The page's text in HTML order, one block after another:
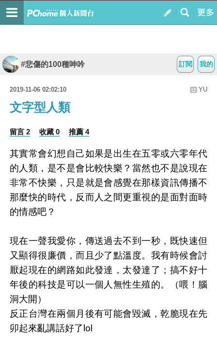
我的
訂閱
#悲傷的100種呻吟
2019-11-06 02:02:10 YU
文字型人類
留言 2 收藏 0 推薦 4
其實常會幻想自己如果是出生在五零或六零年代
的人類，是不是會比較快樂？當然也不是說現在
非常不快樂，只是就是會感覺在那樣資訊傳播不
那麼快的時代，反而人之間更重視的是面對面時
的情感吧？
現在一聲我愛你，傳送過去不到一秒，既快速但
又顯得很廉價，而且少了點溫度。我有時候會討
厭起現在的網路如此發達，太發達了；搞不好十
年後的科技是可以一個人無性生殖的。（喂！腦
洞大開）
反正台灣在兩個月後有可能會毀滅，乾脆現在先
卯起來亂講話好了lol